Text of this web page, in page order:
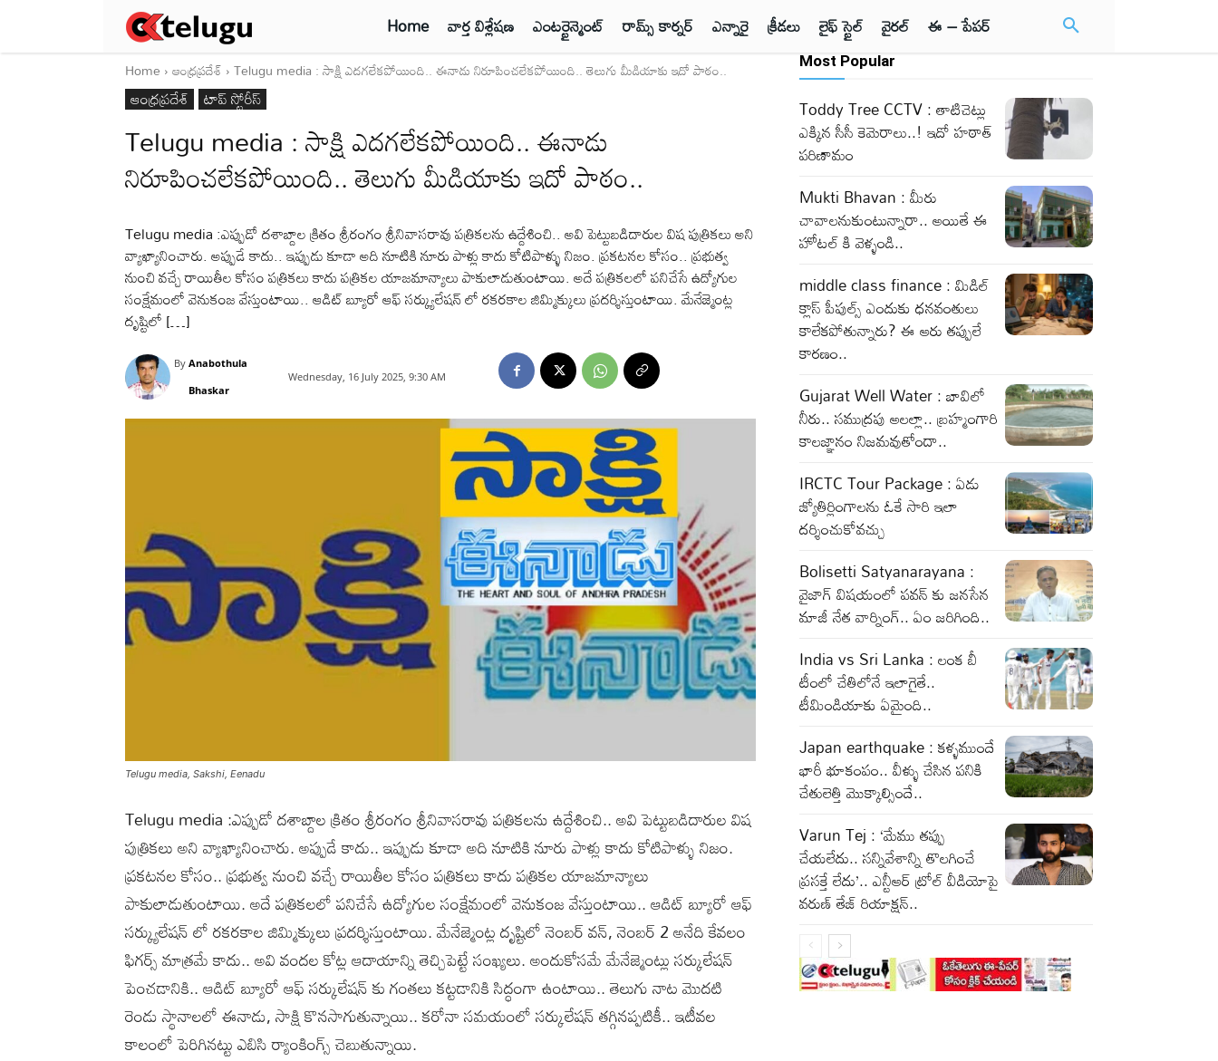
Home వార్త విశ్లేషణ ఎంటర్టైన్మెంట్ రామ్స్ కార్నర్ ఎన్నారై క్రీడలు లైఫ్ స్టైల్ వైరల్ ఈ – పేపర్
Home ఆంధ్రప్రదేశ్‌ Telugu media : సాక్షి ఎదగలేకపోయింది.. ఈనాడు నిరూపించలేకపోయింది.. తెలుగు మీడియాకు ఇదో పాఠం..
ఆంధ్రప్రదేశ్‌ టాప్ స్టోరీస్
Telugu media : సాక్షి ఎదగలేకపోయింది.. ఈనాడు
నిరూపించలేకపోయింది.. తెలుగు మీడియాకు ఇదో పాఠం..
Telugu media :ఎప్పుడో దశాబ్దాల క్రితం శ్రీరంగం శ్రీనివాసరావు పత్రికలను ఉద్దేశించి.. అవి పెట్టుబడిదారుల విష పుత్రికలు అని
వ్యాఖ్యానించారు. అప్పుడే కాదు.. ఇప్పుడు కూడా అది నూటికి నూరు పాళ్లు కాదు కోటిపాళ్ళు నిజం. ప్రకటనల కోసం.. ప్రభుత్వ
నుంచి వచ్చే రాయితీల కోసం పత్రికలు కాదు పత్రికల యాజమాన్యాలు పాకులాడుతుంటాయి. అదే పత్రికలలో పనిచేసే ఉద్యోగుల
సంక్షేమంలో వెనుకంజ వేస్తుంటాయి.. ఆడిట్ బ్యూరో ఆఫ్ సర్క్యులేషన్ లో రకరకాల జిమ్మిక్కులు ప్రదర్శిస్తుంటాయి. మేనేజ్మెంట్ల
దృష్టిలో […]
By Anabothula
Bhaskar
Wednesday, 16 July 2025, 9:30 AM
Telugu media, Sakshi, Eenadu
Telugu media :ఎప్పుడో దశాబ్దాల క్రితం శ్రీరంగం శ్రీనివాసరావు పత్రికలను ఉద్దేశించి.. అవి పెట్టుబడిదారుల విష
పుత్రికలు అని వ్యాఖ్యానించారు. అప్పుడే కాదు.. ఇప్పుడు కూడా అది నూటికి నూరు పాళ్లు కాదు కోటిపాళ్ళు నిజం.
ప్రకటనల కోసం.. ప్రభుత్వ నుంచి వచ్చే రాయితీల కోసం పత్రికలు కాదు పత్రికల యాజమాన్యాలు
పాకులాడుతుంటాయి. అదే పత్రికలలో పనిచేసే ఉద్యోగుల సంక్షేమంలో వెనుకంజ వేస్తుంటాయి.. ఆడిట్ బ్యూరో ఆఫ్
సర్క్యులేషన్ లో రకరకాల జిమ్మిక్కులు ప్రదర్శిస్తుంటాయి. మేనేజ్మెంట్ల దృష్టిలో నెంబర్ వన్, నెంబర్ 2 అనేది కేవలం
ఫిగర్స్ మాత్రమే కాదు.. అవి వందల కోట్ల ఆదాయాన్ని తెచ్చిపెట్టే సంఖ్యలు. అందుకోసమే మేనేజ్మెంట్లు సర్కులేషన్
పెంచడానికి.. ఆడిట్ బ్యూరో ఆఫ్ సర్కులేషన్ కు గంతలు కట్టడానికి సిద్ధంగా ఉంటాయి.. తెలుగు నాట మొదటి
రెండు స్థానాలలో ఈనాడు, సాక్షి కొనసాగుతున్నాయి.. కరోనా సమయంలో సర్కులేషన్ తగ్గినప్పటికీ.. ఇటీవల
కాలంలో పెరిగినట్టు ఎబిసి ర్యాంకింగ్స్ చెబుతున్నాయి.
Most Popular
Toddy Tree CCTV : తాటిచెట్లు
ఎక్కిన సీసీ కెమెరాలు..! ఇదో హఠాత్
పరిణామం
Mukti Bhavan : మీరు
చావాలనుకుంటున్నారా.. అయితే ఈ
హోటల్ కి వెళ్ళండి..
middle class finance : మిడిల్
క్లాస్ పీపుల్స్ ఎందుకు ధనవంతులు
కాలేకపోతున్నారు? ఈ ఆరు తప్పులే
కారణం..
Gujarat Well Water : బావిలో
నీరు.. సముద్రపు అలల్లా.. బ్రహ్మంగారి
కాలజ్ఞానం నిజమవుతోందా..
IRCTC Tour Package : ఏడు
జ్యోతిర్లింగాలను ఓకే సారి ఇలా
దర్శించుకోవచ్చు
Bolisetti Satyanarayana :
వైజాగ్ విషయంలో పవన్ కు జనసేన
మాజీ నేత వార్నింగ్.. ఏం జరిగింది..
India vs Sri Lanka : లంక బీ
టీంలో చేతిలోనే ఇలాగైతే..
టీమిండియాకు ఏమైంది..
Japan earthquake : కళ్ళముందే
భారీ భూకంపం.. వీళ్ళు చేసిన పనికి
చేతులెత్తి మొక్కాల్సిందే..
Varun Tej : ‘మేము తప్పు
చేయలేదు.. సన్నివేశాన్ని తొలగించే
ప్రసక్తే లేదు’.. ఎన్టీఆర్ ట్రోల్ వీడియోపై
వరుణ్ తేజ్ రియాక్షన్..